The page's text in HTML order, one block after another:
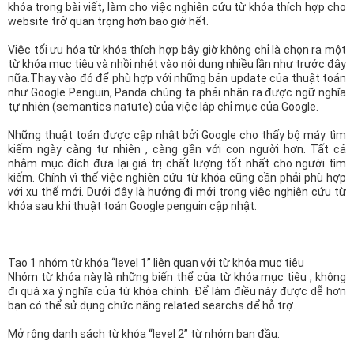
i
n
khóa trong bài viết, làm cho việc nghiên cứu từ khóa thích hợp cho
website trở quan trọng hơn bao giờ hết.
Việc tối ưu hóa từ khóa thích hợp bây giờ không chỉ là chọn ra một
từ khóa mục tiêu và nhồi nhét vào nội dung nhiều lần như trước đây
nữa.Thay vào đó để phù hợp với những bản update của thuật toán
như Google Penguin, Panda chúng ta phải nhận ra được ngữ nghĩa
tự nhiên (semantics natute) của việc lập chỉ mục của Google.
Những thuật toán được cập nhật bởi Google cho thấy bộ máy tìm
kiếm ngày càng tự nhiên , càng gần với con người hơn. Tất cả
nhằm mục đích đưa lại giá trị chất lượng tốt nhất cho người tìm
kiếm. Chính vì thế việc nghiên cứu từ khóa cũng cần phải phù hợp
với xu thế mới. Dưới đây là hướng đi mới trong việc nghiên cứu từ
khóa sau khi thuật toán Google penguin cập nhật.
Tạo 1 nhóm từ khóa “level 1” liên quan với từ khóa mục tiêu
Nhóm từ khóa này là những biến thể của từ khóa mục tiêu , không
đi quá xa ý nghĩa của từ khóa chính. Để làm điều này được dễ hơn
bạn có thể sử dụng chức năng related searchs để hỗ trợ.
Mở rộng danh sách từ khóa “level 2” từ nhóm ban đầu: